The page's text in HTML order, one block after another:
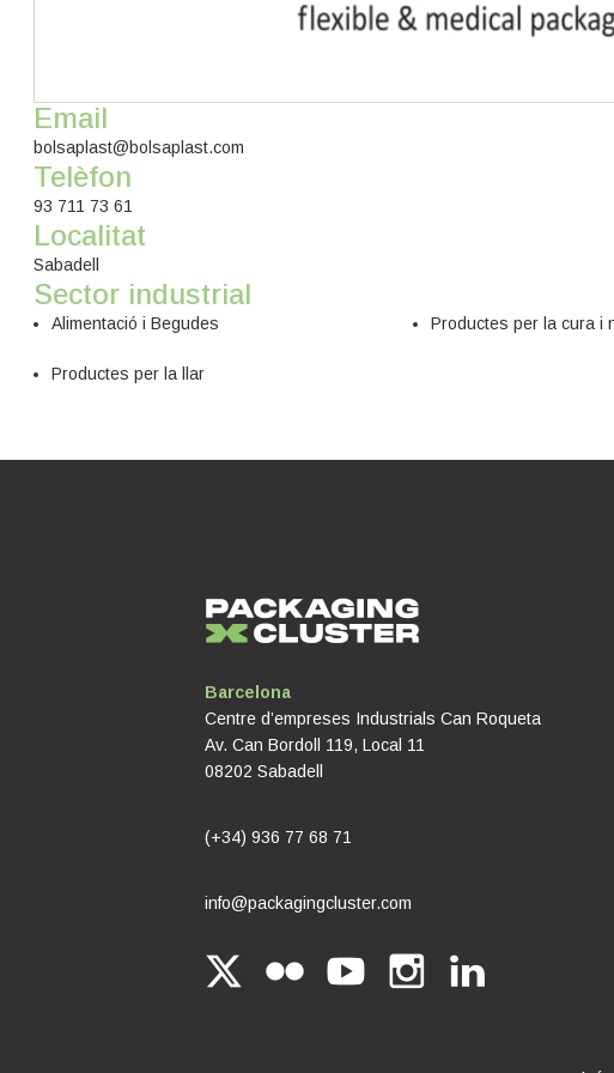
Email
bolsaplast@bolsaplast.com
Telèfon
93 711 73 61
Localitat
Sabadell
Sector industrial
Alimentació i Begudes Productes per la cura i
Productes per la llar
Barcelona
Centre d’empreses Industrials Can Roqueta
Av. Can Bordoll 119, Local 11
08202 Sabadell
(+34) 936 77 68 71
info@packagingcluster.com